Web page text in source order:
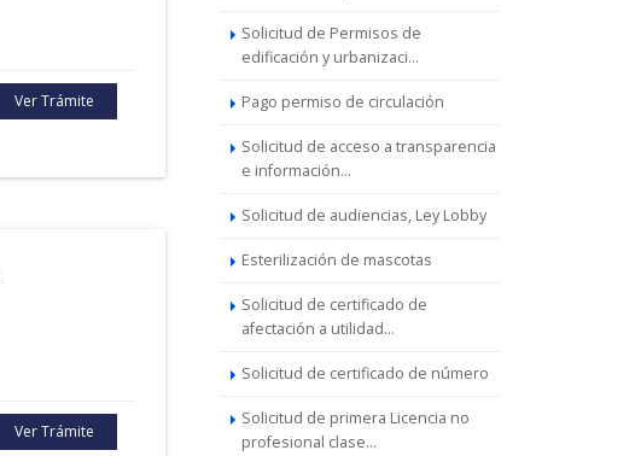
Ver Trámite
Ver Trámite
Solicitud de Permisos de
edificación y urbanizaci...
Pago permiso de circulación
Solicitud de acceso a transparencia
e información...
Solicitud de audiencias, Ley Lobby
Esterilización de mascotas
Solicitud de certificado de
afectación a utilidad...
Solicitud de certificado de número
Solicitud de primera Licencia no
profesional clase...